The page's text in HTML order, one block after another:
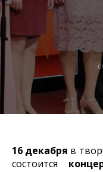
16 декабря в
состоится